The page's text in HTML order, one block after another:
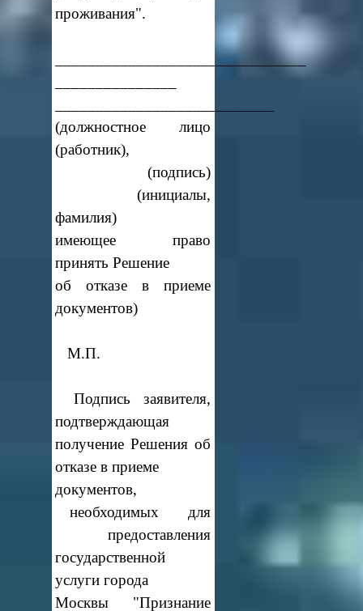
проживания".
_______________________________
(должностное лицо
(работник),
(подпись)
(инициалы,
фамилия)
имеющее право
принять Решение
об отказе в приеме
документов)
М.П.
Подпись заявителя,
подтверждающая
получение Решения об
отказе в приеме
документов,
необходимых для
предоставления
государственной
услуги города
Москвы "Признание